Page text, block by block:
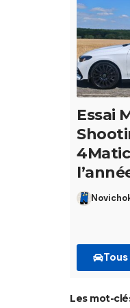
Essai
Les mot-